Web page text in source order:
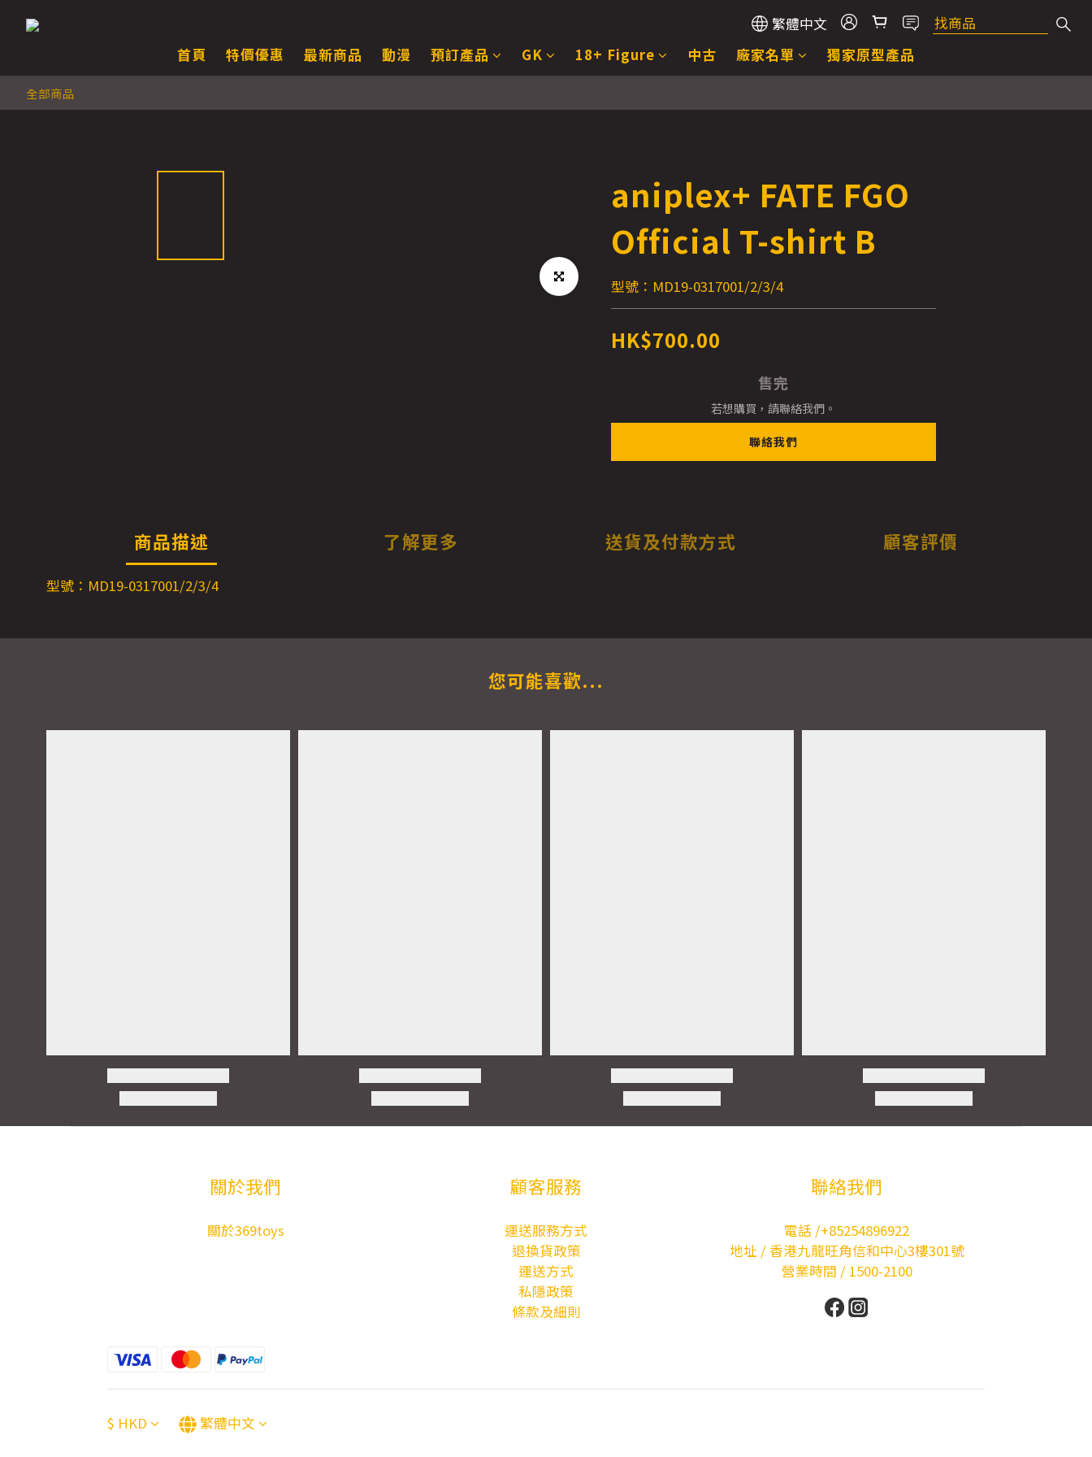
繁體中文
首頁
特價優惠 最新商品 動漫 預訂產品 GK 18+ Figure 中古 廠家名單 獨家原型產品
全部商品
aniplex+ FATE FGO
Official T-shirt B
型號：MD19-0317001/2/3/4
HK$700.00
售完
若想購買，請聯絡我們。
聯絡我們
商品描述 了解更多 送貨及付款方式 顧客評價
型號：MD19-0317001/2/3/4
您可能喜歡...
關於我們
關於369toys
顧客服務
運送服務方式
退換貨政策
運送方式
私隱政策
條款及細則
聯絡我們
電話 /+85254896922
地址 / 香港九龍旺角信和中心3樓301號
營業時間 / 1500-2100
$ HKD 繁體中文